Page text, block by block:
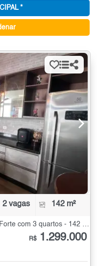
*
2 vagas 142 m²
R$ 1.299.000